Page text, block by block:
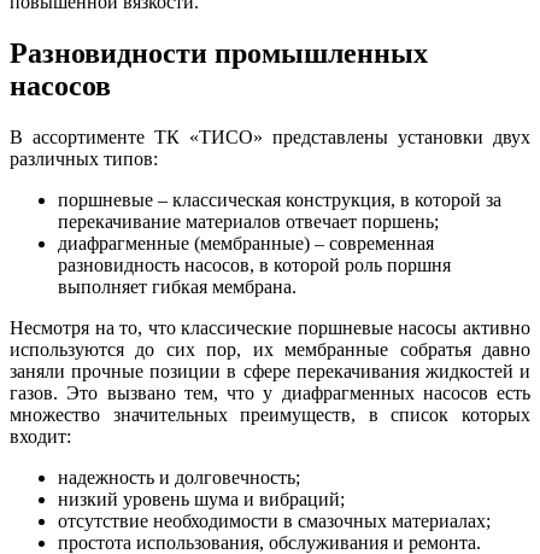
Разновидности промышленных
насосов
В ассортименте ТК «ТИСО» представлены установки двух
различных типов:
поршневые – классическая конструкция, в которой за
перекачивание материалов отвечает поршень;
диафрагменные (мембранные) – современная
разновидность насосов, в которой роль поршня
выполняет гибкая мембрана.
Несмотря на то, что классические поршневые насосы активно
используются до сих пор, их мембранные собратья давно
заняли прочные позиции в сфере перекачивания жидкостей и
газов. Это вызвано тем, что у диафрагменных насосов есть
множество значительных преимуществ, в список которых
входит:
надежность и долговечность;
низкий уровень шума и вибраций;
отсутствие необходимости в смазочных материалах;
простота использования, обслуживания и ремонта.